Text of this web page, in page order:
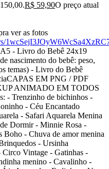
R$ 59,90O preço atual
ver as fotos
A5 - Livro do Bebê 24x19
nascimento do bebê: peso,
temas) - Livro do Bebê
EM PNG / PDF
ANIMADO EM TODOS
- Trenzinho de bichinhos -
- Céu Encantado
- Safari Aquarela Menina
Dormir - Minnie Rosa -
- Chuva de amor menina
- Ursinha
Vintage - Gatinhas -
menino - Cavalinho -